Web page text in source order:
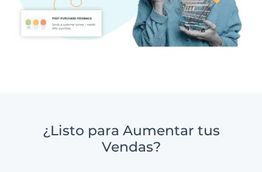
¿Listo para Aumentar tus
Vendas?